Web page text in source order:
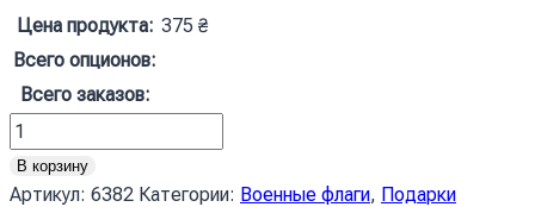
Цена продукта: 375 ₴
Всего опционов:
Всего заказов:
Количество
товара
Прапор
В корзину
Артикул: 6382 Категории: Военные флаги, Подарки